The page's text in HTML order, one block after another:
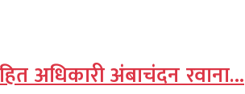
अधिकारी अंबाचंदन रवाना…